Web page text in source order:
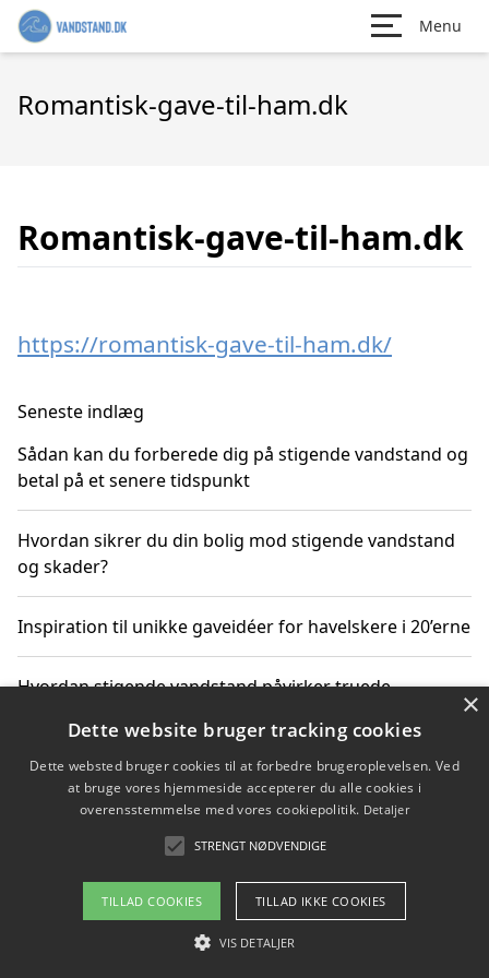
Menu
Romantisk-gave-til-ham.dk
Romantisk-gave-til-ham.dk
https://romantisk-gave-til-ham.dk/
Seneste indlæg
Sådan kan du forberede dig på stigende vandstand og
betal på et senere tidspunkt
Hvordan sikrer du din bolig mod stigende vandstand
og skader?
Inspiration til unikke gaveidéer for havelskere i 20’erne
Hvordan stigende vandstand påvirker truede
Sådan vælger du de bedste vandrerygsække til
vandreture i Danmark
Copyright 2026 - Pilanto Aps
Om / kontakt
×
Dette website bruger tracking cookies
Dette websted bruger cookies til at forbedre brugeroplevelsen. Ved
at bruge vores hjemmeside accepterer du alle cookies i
overensstemmelse med vores cookiepolitik. Detaljer
STRENGT NØDVENDIGE
TILLAD COOKIES TILLAD IKKE COOKIES
VIS DETALJER